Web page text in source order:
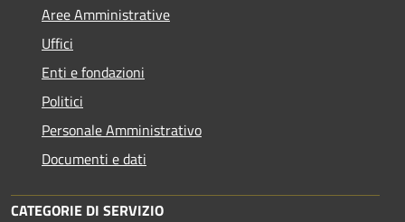
Aree Amministrative
Uffici
Enti e fondazioni
Politici
Personale Amministrativo
Documenti e dati
CATEGORIE DI SERVIZIO